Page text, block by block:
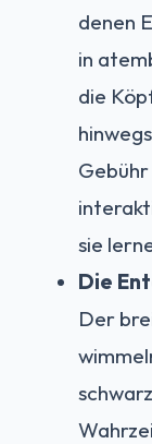
denen
in
die
sie
Die
Der